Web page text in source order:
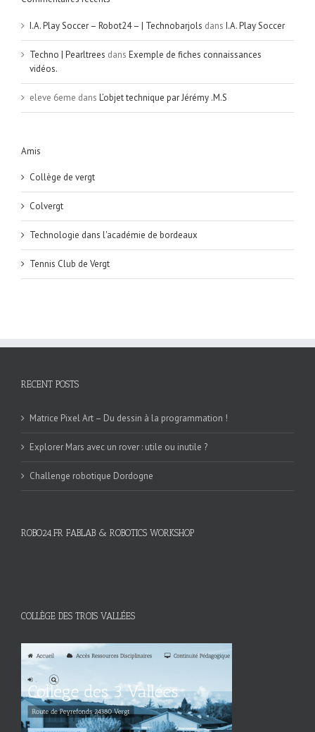
I.A. Play Soccer – Robot24 – | Technobarjols dans I.A. Play Soccer
Techno | Pearltrees dans Exemple de fiches connaissances
vidéos.
eleve 6eme dans L’objet technique par Jérémy .M.S
Amis
Collège de vergt
Colvergt
Technologie dans l'académie de bordeaux
Tennis Club de Vergt
RECENT POSTS
Matrice Pixel Art – Du dessin à la programmation !
Explorer Mars avec un rover : utile ou inutile ?
Challenge robotique Dordogne
ROBO24.FR FABLAB & ROBOTICS WORKSHOP
COLLÈGE DES TROIS VALLÉES